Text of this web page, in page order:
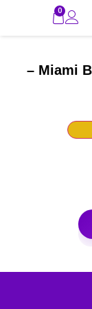
0
פלייבק – פרחי מיאמי Miami Boys Choir –